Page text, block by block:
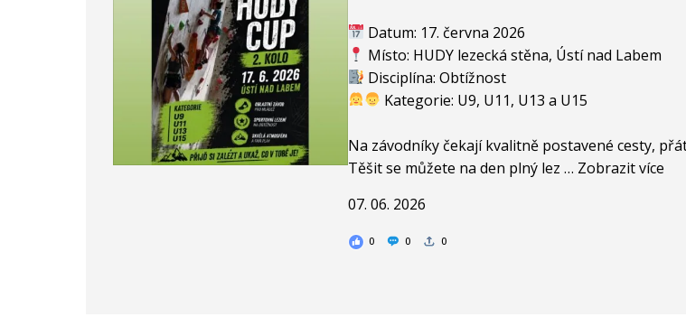
Datum: 17. června 2026
Místo: HUDY lezecká stěna, Ústí nad Labem
Disciplína: Obtížnost
Kategorie: U9, U11, U13 a U15
Na závodníky čekají kvalitně postavené cesty,
Těšit se můžete na den plný lez … Zobrazit více
07. 06. 2026
0 0 0